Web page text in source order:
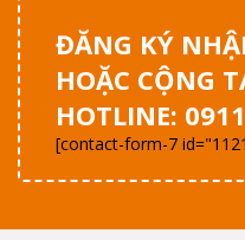
ĐĂNG KÝ
HOẶC CỘNG
HOTLINE:
[contact-form-7